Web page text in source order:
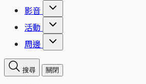
影音
活動
周邊
搜尋 關閉